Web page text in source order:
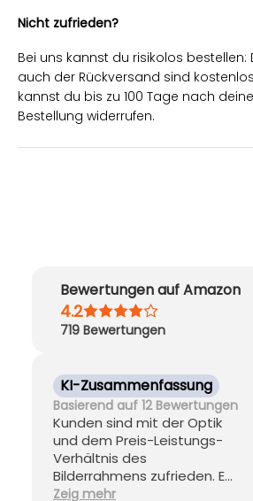
Nicht zufrieden?
Bei uns kannst du risikolos bestellen:
auch der Rückversand sind
kannst du bis zu 100 Tage nach
Bestellung widerrufen.
Bewertungen auf Amazon
4.2
719 Bewertungen
KI-Zusammenfassung
Basierend auf 12 Bewertungen
Kunden sind mit der Optik
und dem Preis-Leistungs-
Verhältnis des
Bilderrahmens zufrieden. Er
eignet sich gut als
Zeig mehr